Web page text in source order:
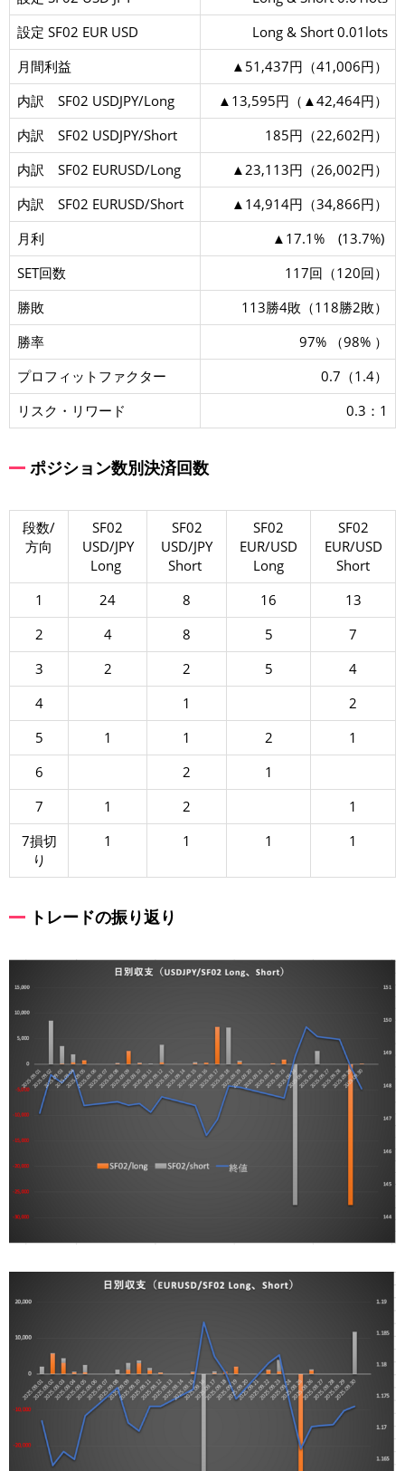
設定 SF02 EUR USD
Long & Short 0.01lots
月間利益
▲51,437円（41,006円）
内訳 SF02 USDJPY/Long
▲13,595円（▲42,464円）
内訳 SF02 USDJPY/Short
185円（22,602円）
内訳 SF02 EURUSD/Long
▲23,113円（26,002円）
内訳 SF02 EURUSD/Short
▲14,914円（34,866円）
月利
▲17.1% (13.7%)
SET回数
117回（120回）
勝敗
113勝4敗（118勝2敗）
勝率
97% （98% ）
プロフィットファクター
0.7（1.4）
リスク・リワード
0.3：1
ポジション数別決済回数
段数/
方向
SF02
USD/JPY
Long
SF02
USD/JPY
Short
SF02
EUR/USD
Long
SF02
EUR/USD
Short
1
24 8 16
13
2
4 8 5
7
3
2 2 5
4
4
1
2
5
1 1 2
1
6
2
1
7
1 2
1
7損切
り
1 1 1 1
トレードの振り返り